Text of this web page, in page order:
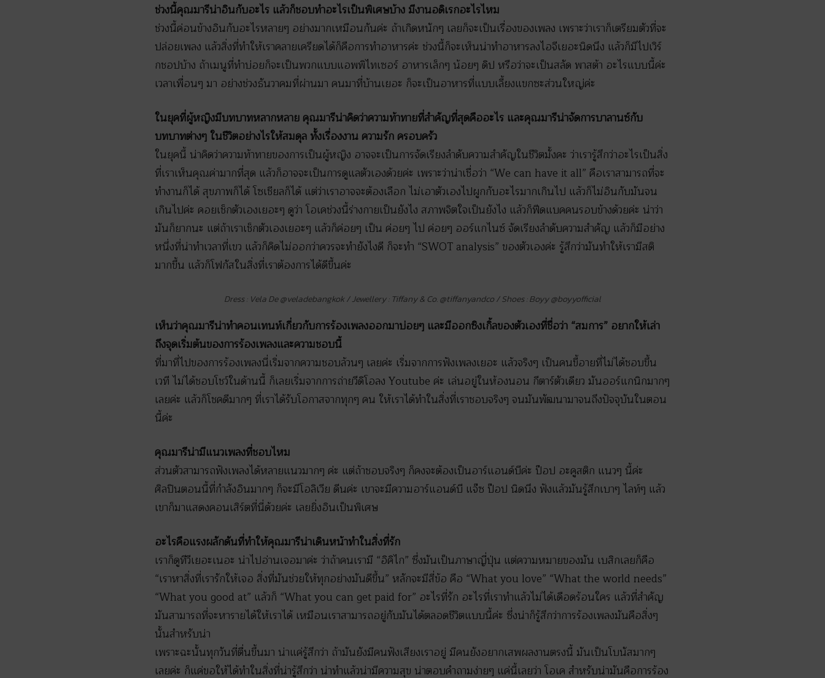
ช่วงนี้คุณมารีน่าอินกับอะไร แล้วก็ชอบทำอะไรเป็นพิเศษบ้าง มีงานอดิเรกอะไรไหม
ช่วงนี้ค่อนข้างอินกับอะไรหลายๆ อย่างมากเหมือนกันค่ะ ถ้าเกิดหนักๆ เลยก็จะเป็นเรื่องของเพลง เพราะว่าเราก็เตรียมตัวที่จะ
ปล่อยเพลง แล้วสิ่งที่ทำให้เราคลายเครียดได้ก็คือการทำอาหารค่ะ ช่วงนี้ก็จะเห็นน่าทำอาหารลงไอจีเยอะนิดนึง แล้วก็มีไปเวิร์
กชอปบ้าง ถ้าเมนูที่ทำบ่อยก็จะเป็นพวกแบบแอพพิไทเซอร์ อาหารเล็กๆ น้อยๆ ดิป หรือว่าจะเป็นสลัด พาสต้า อะไรแบบนี้ค่ะ
เวลาเพื่อนๆ มา อย่างช่วงธันวาคมที่ผ่านมา คนมาที่บ้านเยอะ ก็จะเป็นอาหารที่แบบเลี้ยงแขกซะส่วนใหญ่ค่ะ
ในยุคที่ผู้หญิงมีบทบาทหลากหลาย คุณมารีน่าคิดว่าความท้าทายที่สำคัญที่สุดคืออะไร และคุณมารีน่าจัดการบาลานซ์กับ
บทบาทต่างๆ ในชีวิตอย่างไรให้สมดุล ทั้งเรื่องงาน ความรัก ครอบครัว
ในยุคนี้ น่าคิดว่าความท้าทายของการเป็นผู้หญิง อาจจะเป็นการจัดเรียงลำดับความสำคัญในชีวิตมั้งคะ ว่าเรารู้สึกว่าอะไรเป็นสิ่ง
ที่เราเห็นคุณค่ามากที่สุด แล้วก็อาจจะเป็นการดูแลตัวเองด้วยค่ะ เพราะว่าน่าเชื่อว่า “We can have it all” คือเราสามารถที่จะ
ทำงานก็ได้ สุขภาพก็ได้ โซเชียลก็ได้ แต่ว่าเราอาจจะต้องเลือก ไม่เอาตัวเองไปผูกกับอะไรมากเกินไป แล้วก็ไม่อินกับมันจน
เกินไปค่ะ คอยเช็กตัวเองเยอะๆ ดูว่า โอเคช่วงนี้ร่างกายเป็นยังไง สภาพจิตใจเป็นยังไง แล้วก็ฟีดแบคคนรอบข้างด้วยค่ะ น่าว่า
มันก็ยากนะ แต่ถ้าเราเช็กตัวเองเยอะๆ แล้วก็ค่อยๆ เป็น ค่อยๆ ไป ค่อยๆ ออร์แกไนซ์ จัดเรียงลำดับความสำคัญ แล้วก็มีอย่าง
หนึ่งที่น่าทำเวลาที่เขว แล้วก็คิดไม่ออกว่าควรจะทำยังไงดี ก็จะทำ “SWOT analysis” ของตัวเองค่ะ รู้สึกว่ามันทำให้เรามีสติ
มากขึ้น แล้วก็โฟกัสในสิ่งที่เราต้องการได้ดีขึ้นค่ะ
Dress : Vela De @veladebangkok / Jewellery : Tiffany & Co. @tiffanyandco / Shoes : Boyy @boyyofficial
เห็นว่าคุณมารีน่าทำคอนเทนท์เกี่ยวกับการร้องเพลงออกมาบ่อยๆ และมีออกซิงเกิ้ลของตัวเองที่ชื่อว่า “สมการ” อยากให้เล่า
ถึงจุดเริ่มต้นของการร้องเพลงและความชอบนี้
ที่มาที่ไปของการร้องเพลงนี่เริ่มจากความชอบล้วนๆ เลยค่ะ เริ่มจากการฟังเพลงเยอะ แล้วจริงๆ เป็นคนขี้อายที่ไม่ได้ชอบขึ้น
เวที ไม่ได้ชอบโชว์ในด้านนี้ ก็เลยเริ่มจากการถ่ายวีดิโอลง Youtube ค่ะ เล่นอยู่ในห้องนอน กีตาร์ตัวเดียว มันออร์แกนิกมากๆ
เลยค่ะ แล้วก็โชคดีมากๆ ที่เราได้รับโอกาสจากทุกๆ คน ให้เราได้ทำในสิ่งที่เราชอบจริงๆ จนมันพัฒนามาจนถึงปัจจุบันในตอน
นี้ค่ะ
คุณมารีน่ามีแนวเพลงที่ชอบไหม
ส่วนตัวสามารถฟังเพลงได้หลายแนวมากๆ ค่ะ แต่ถ้าชอบจริงๆ ก็คงจะต้องเป็นอาร์แอนด์บีค่ะ ป๊อป อะคูสติก แนวๆ นี้ค่ะ
ศิลปินตอนนี้ที่กำลังอินมากๆ ก็จะมีโอลิเวีย ดีนค่ะ เขาจะมีความอาร์แอนด์บี แจ๊ซ ป๊อป นิดนึง ฟังแล้วมันรู้สึกเบาๆ ไลท์ๆ แล้ว
เขาก็มาแสดงคอนเสิร์ตที่นี่ด้วยค่ะ เลยยิ่งอินเป็นพิเศษ
อะไรคือแรงผลักดันที่ทำให้คุณมารีน่าเดินหน้าทำในสิ่งที่รัก
เราก็ดูทีวีเยอะเนอะ น่าไปอ่านเจอมาค่ะ ว่าถ้าคนเรามี “อิคิไก” ซึ่งมันเป็นภาษาญี่ปุ่น แต่ความหมายของมัน เบสิกเลยก็คือ
“เราหาสิ่งที่เรารักให้เจอ สิ่งที่มันช่วยให้ทุกอย่างมันดีขึ้น” หลักจะมีสี่ข้อ คือ “What you love” “What the world needs”
“What you good at” แล้วก็ “What you can get paid for” อะไรที่รัก อะไรที่เราทำแล้วไม่ได้เดือดร้อนใคร แล้วที่สำคัญ
มันสามารถที่จะหารายได้ให้เราได้ เหมือนเราสามารถอยู่กับมันได้ตลอดชีวิตแบบนี้ค่ะ ซึ่งน่าก็รู้สึกว่าการร้องเพลงมันคือสิ่งๆ
นั้นสำหรับน่า
เพราะฉะนั้นทุกวันที่ตื่นขึ้นมา น่าแค่รู้สึกว่า ถ้ามันยังมีคนฟังเสียงเราอยู่ มีคนยังอยากเสพผลงานตรงนี้ มันเป็นโบนัสมากๆ
เลยค่ะ ก็แค่ขอให้ได้ทำในสิ่งที่น่ารู้สึกว่า น่าทำแล้วน่ามีความสุข น่าตอบคำถามง่ายๆ แค่นี้เลยว่า โอเค สำหรับน่ามันคือการร้อง